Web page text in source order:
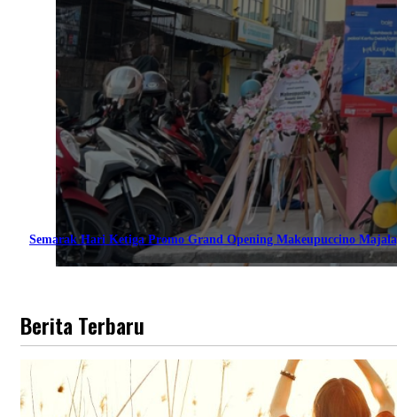
Semarak Hari Ketiga Promo Grand Opening Makeupuccino
Berita Terbaru